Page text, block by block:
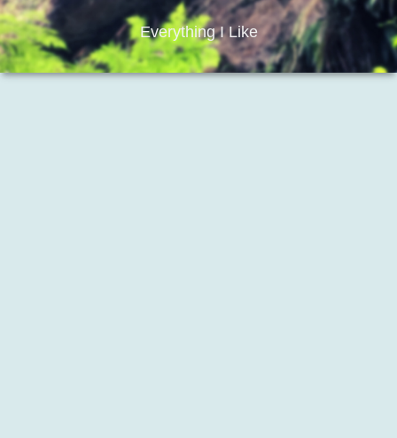
Everything I Like